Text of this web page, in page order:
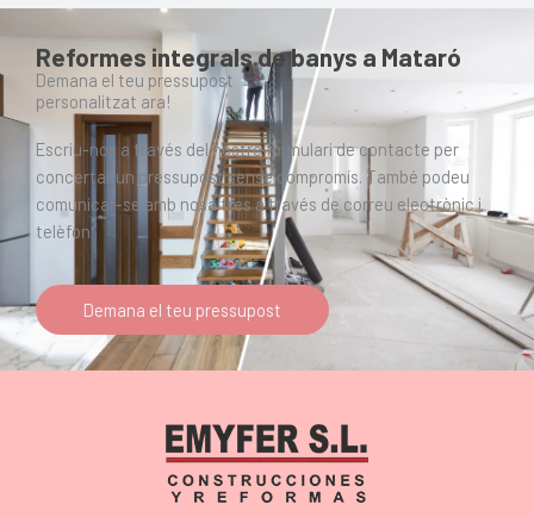
Reformes integrals de banys a Mataró
Demana el teu pressupost
personalitzat ara!
Escriu-nos a través del nostre formulari de contacte per
concertar un pressupost sense compromís. També podeu
comunicar-se amb nosaltres a través de correu electrònic i
telèfon.
Demana el teu pressupost